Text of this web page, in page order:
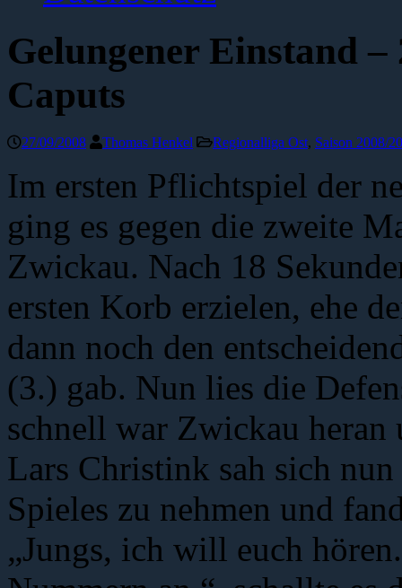
Gelungener Einstand
Caputs
27/09/2008 Thomas Henkel Regionalliga Ost, Saison 2008/
Im ersten Pflichtspiel der
ging es gegen die zweite
Zwickau. Nach 18
ersten Korb erzielen, ehe
dann noch den
(3.) gab. Nun lies die
schnell war Zwickau
Lars Christink sah sich
Spieles zu nehmen und
„Jungs, ich will euch